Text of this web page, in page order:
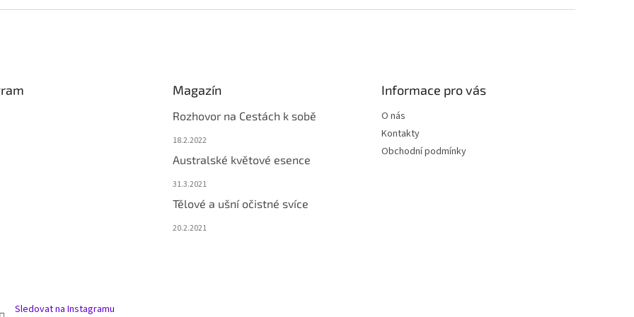
Sledovat na Instagramu
Magazín
Rozhovor na Cestách k sobě
18.2.2022
Australské květové esence
31.3.2021
Tělové a ušní očistné svíce
20.2.2021
Informace pro vás
O nás
Kontakty
Obchodní podmínky